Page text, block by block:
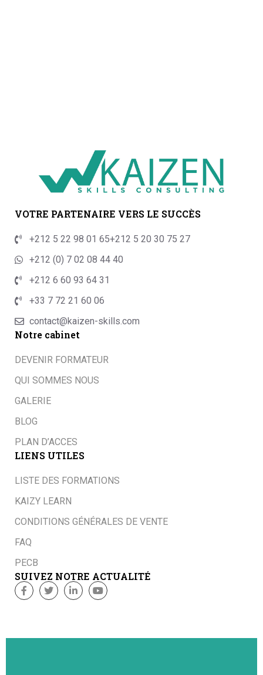
VOTRE PARTENAIRE VERS LE SUCCÈS
+212 5 22 98 01 65+212 5 20 30 75 27
+212 (0) 7 02 08 44 40
+212 6 60 93 64 31
+33 7 72 21 60 06
contact@kaizen-skills.com
Notre cabinet
DEVENIR FORMATEUR
QUI SOMMES NOUS
GALERIE
BLOG
PLAN D’ACCES
LIENS UTILES
LISTE DES FORMATIONS
KAIZY LEARN
CONDITIONS GÉNÉRALES DE VENTE
FAQ
PECB
SUIVEZ NOTRE ACTUALITÉ